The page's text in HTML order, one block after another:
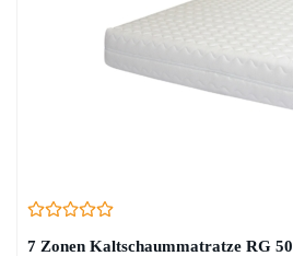
7 Zonen Kaltschaummatratze RG